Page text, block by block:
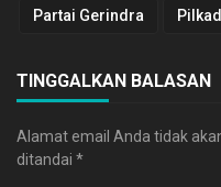
Partai Gerindra
TINGGALKAN BALASAN
Alamat email Anda tidak
ditandai *